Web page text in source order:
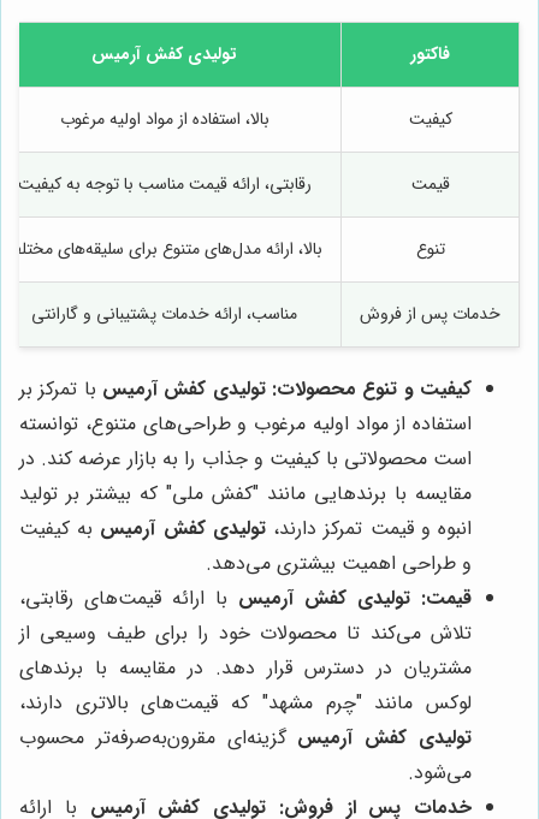
فاکتور تولیدی کفش آرمیس
کیفیت بالا، استفاده از مواد اولیه مرغوب
قیمت رقابتی، ارائه قیمت مناسب با توجه به کیفیت
تنوع بالا، ارائه مدل‌های متنوع برای سلیقه‌های مختلف
خدمات پس از فروش مناسب، ارائه خدمات پشتیبانی و گارانتی
کیفیت و تنوع محصولات: تولیدی کفش آرمیس با تمرکز بر
استفاده از مواد اولیه مرغوب و طراحی‌های متنوع، توانسته
است محصولاتی با کیفیت و جذاب را به بازار عرضه کند. در
مقایسه با برندهایی مانند "کفش ملی" که بیشتر بر تولید
انبوه و قیمت تمرکز دارند،تولیدی کفش آرمیس به کیفیت
و طراحی اهمیت بیشتری می‌دهد.
قیمت: تولیدی کفش آرمیس با ارائه قیمت‌های رقابتی،
تلاش می‌کند تا محصولات خود را برای طیف وسیعی از
مشتریان در دسترس قرار دهد. در مقایسه با برندهای
لوکس مانند "چرم مشهد" که قیمت‌های بالاتری دارند،
تولیدی کفش آرمیس گزینه‌ای مقرون‌به‌صرفه‌تر محسوب
می‌شود.
خدمات پس از فروش: تولیدی کفش آرمیس با ارائه